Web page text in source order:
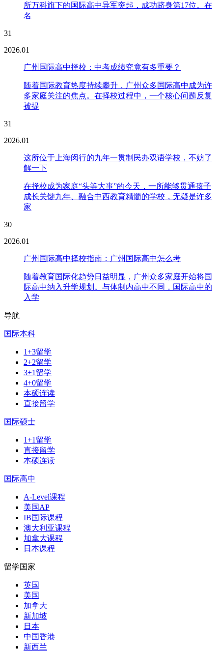
所万科旗下的国际高中异军突起，成功跻身第17位。在
名
31
2026.01
广州国际高中择校：中考成绩究竟有多重要？
随着国际教育热度持续攀升，广州众多国际高中成为许
多家庭关注的焦点。在择校过程中，一个核心问题反复
被提
31
2026.01
这所位于上海闵行的九年一贯制民办双语学校，不妨了
解一下
在择校成为家庭“头等大事”的今天，一所能够贯通孩子
成长关键九年、融合中西教育精髓的学校，无疑是许多
家
30
2026.01
广州国际高中择校指南：广州国际高中怎么考
随着教育国际化趋势日益明显，广州众多家庭开始将国
际高中纳入升学规划。与体制内高中不同，国际高中的
入学
导航
国际本科
1+3留学
2+2留学
3+1留学
4+0留学
本硕连读
直接留学
国际硕士
1+1留学
直接留学
本硕连读
国际高中
A-Level课程
美国AP
IB国际课程
澳大利亚课程
加拿大课程
日本课程
留学国家
英国
美国
加拿大
新加坡
日本
中国香港
新西兰